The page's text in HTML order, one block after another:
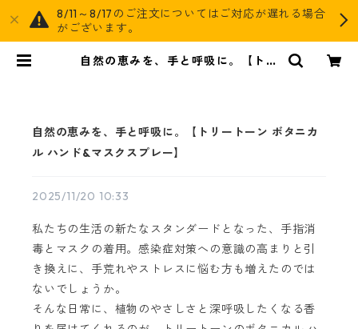
8/11～8/17のご注文についてはご対応が遅れる場合
がございます。
自然の恵みを、手と呼吸に。【トリ
自然の恵みを、手と呼吸に。【トリートーン ボタニカ
ル ハンド&マスクスプレー】
2025/11/20 10:33
私たちの生活の新たなスタンダードとなった、手指消
毒とマスクの着用。感染症対策への意識の高まりと引
き換えに、手荒れやストレスに悩む方も増えたのでは
ないでしょうか。
そんな日常に、植物のやさしさと深呼吸したくなる香